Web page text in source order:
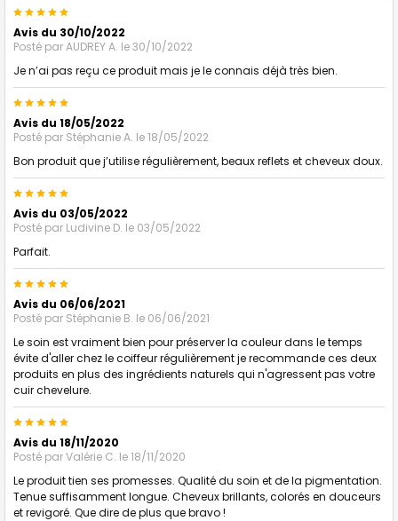
5
Avis du 30/10/2022
Posté parAUDREY A. le 30/10/2022
Je n’ai pas reçu ce produit mais je le connais déjà très bien.
5
Avis du 18/05/2022
Posté par Stéphanie A. le 18/05/2022
Bon produit que j’utilise régulièrement, beaux reflets et cheveux doux.
5
Avis du 03/05/2022
Posté par Ludivine D. le 03/05/2022
Parfait.
5
Avis du 06/06/2021
Posté par Stéphanie B. le 06/06/2021
Le soin est vraiment bien pour préserver la couleur dans le temps
évite d'aller chez le coiffeur régulièrement je recommande ces deux
produits en plus des ingrédients naturels qui n'agressent pas votre
cuir chevelure.
5
Avis du 18/11/2020
Posté parValérie C. le 18/11/2020
Le produit tien ses promesses. Qualité du soin et de la pigmentation.
Tenue suffisamment longue. Cheveux brillants, colorés en douceurs
et revigoré. Que dire de plus que bravo !